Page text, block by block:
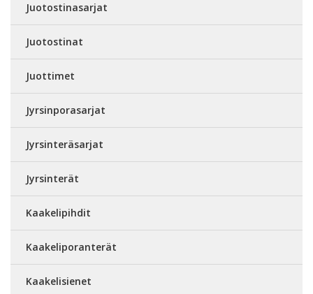
Juotostinasarjat
Juotostinat
Juottimet
Jyrsinporasarjat
Jyrsinteräsarjat
Jyrsinterät
Kaakelipihdit
Kaakeliporanterät
Kaakelisienet